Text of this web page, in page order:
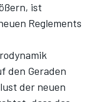
ist
Reglements
den Geraden
der neuen